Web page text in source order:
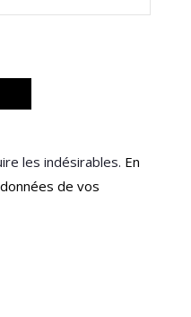
les indésirables. En
de vos